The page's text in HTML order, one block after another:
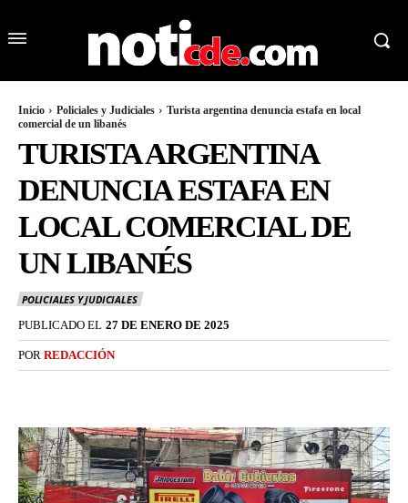
Inicio Policiales y Judiciales
Turista argentina denuncia estafa en local
comercial de un libanés
TURISTA ARGENTINA
DENUNCIA ESTAFA EN
LOCAL COMERCIAL DE
UN LIBANÉS
POLICIALES Y JUDICIALES
PUBLICADO EL 27 DE ENERO DE 2025
POR REDACCIÓN